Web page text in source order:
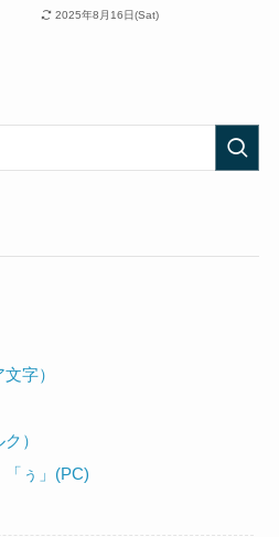
2025年8月16日(Sat)
字）
）
「ぅ」(PC)